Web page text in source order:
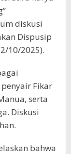
diskusi
Dispusip
10/2025).
Fikar
serta
Diskusi
bahwa